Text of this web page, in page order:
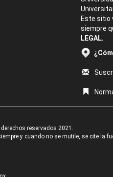
Este sitio
siempre
LEGAL.
reservados 2021.
y cuando no se mutile, se cite la